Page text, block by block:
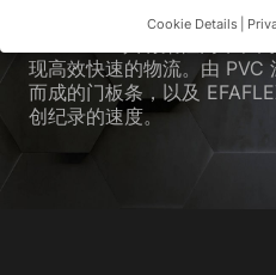
现高效快速的物流。由 PVC
而成的门板条，以及
创纪录的速度。
Cookie Details
Privacy
If you are under 16 and wish to
services, you must ask your
them are essential, while others
Personal
addresses), for example for